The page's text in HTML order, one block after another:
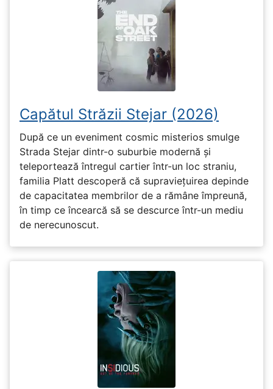
Capătul Străzii Stejar (2026)
După ce un eveniment cosmic misterios smulge
Strada Stejar dintr-o suburbie modernă și
teleportează întregul cartier într-un loc straniu,
familia Platt descoperă că supraviețuirea depinde
de capacitatea membrilor de a rămâne împreună,
în timp ce încearcă să se descurce într-un mediu
de nerecunoscut.